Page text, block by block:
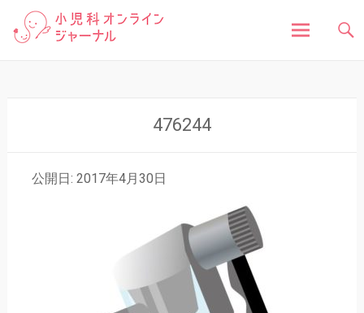
小児科オンラインジャ
状や原因、対処法はもちろん、予防接種や健診、子
どもの成長に関する豆知識まで、小児科医が分かり
476244
公開日: 2017年4月30日